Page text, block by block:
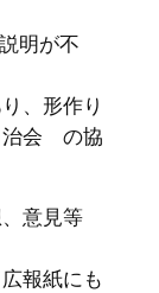
明が不
、形作り
治会 の協
意見等
報紙にも